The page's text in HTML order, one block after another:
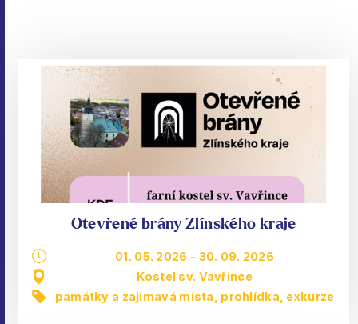
Otevřené brány Zlínského kraje
01. 05. 2026 - 30. 09. 2026
Kostel sv. Vavřince
památky a zajímavá místa
prohlídka, exkurze